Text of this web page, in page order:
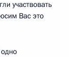
участвовать
Вас это